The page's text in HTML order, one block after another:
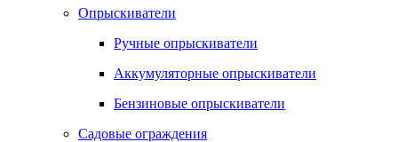
Опрыскиватели
Ручные опрыскиватели
Аккумуляторные опрыскиватели
Бензиновые опрыскиватели
Садовые ограждения